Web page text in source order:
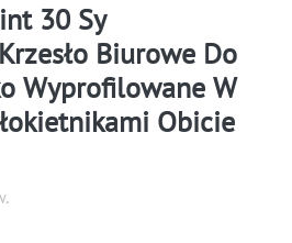
30 Sy
Biurowe Do
Wyprofilowane W
Obicie